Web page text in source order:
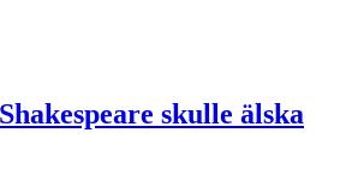
skulle älska